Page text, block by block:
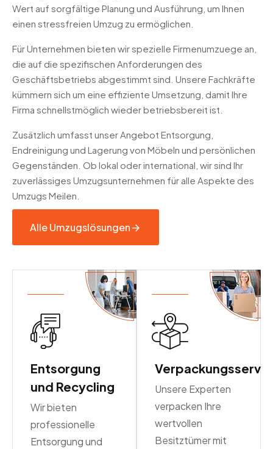
Wert auf sorgfältige Planung und Ausführung, um Ihnen
einen stressfreien Umzug zu ermöglichen.
Für Unternehmen bieten wir spezielle Firmenumzuege an,
die auf die spezifischen Anforderungen des
Geschäftsbetriebs abgestimmt sind. Unsere Fachkräfte
kümmern sich um eine effiziente Umsetzung, damit Ihre
Firma schnellstmöglich wieder betriebsbereit ist.
Zusätzlich umfasst unser Angebot Entsorgung,
Endreinigung und Lagerung von Möbeln und persönlichen
Gegenständen. Ob lokal oder international, wir sind Ihr
zuverlässiges Umzugsunternehmen für alle Aspekte des
Umzugs Meilen.
Alle Umzugslösungen
Entsorgung
und Recycling
Wir bieten
professionelle
Entsorgung und
Unsere Experten
verpacken Ihre
wertvollen
Besitztümer mit